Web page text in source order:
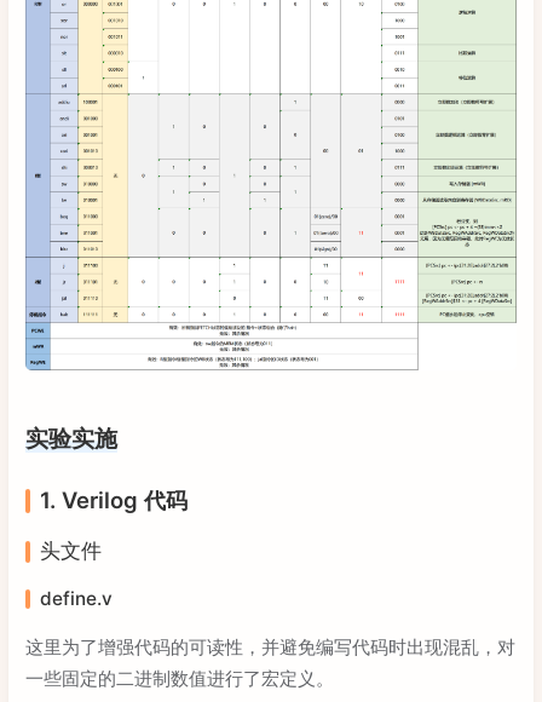
实验实施
1. Verilog 代码
头文件
define.v
这里为了增强代码的可读性，并避免编写代码时出现混乱，对
一些固定的二进制数值进行了宏定义。